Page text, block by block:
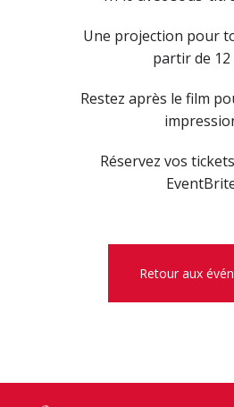
Une projection pour
partir de 12
Restez après le film
Réservez vos
Retour aux